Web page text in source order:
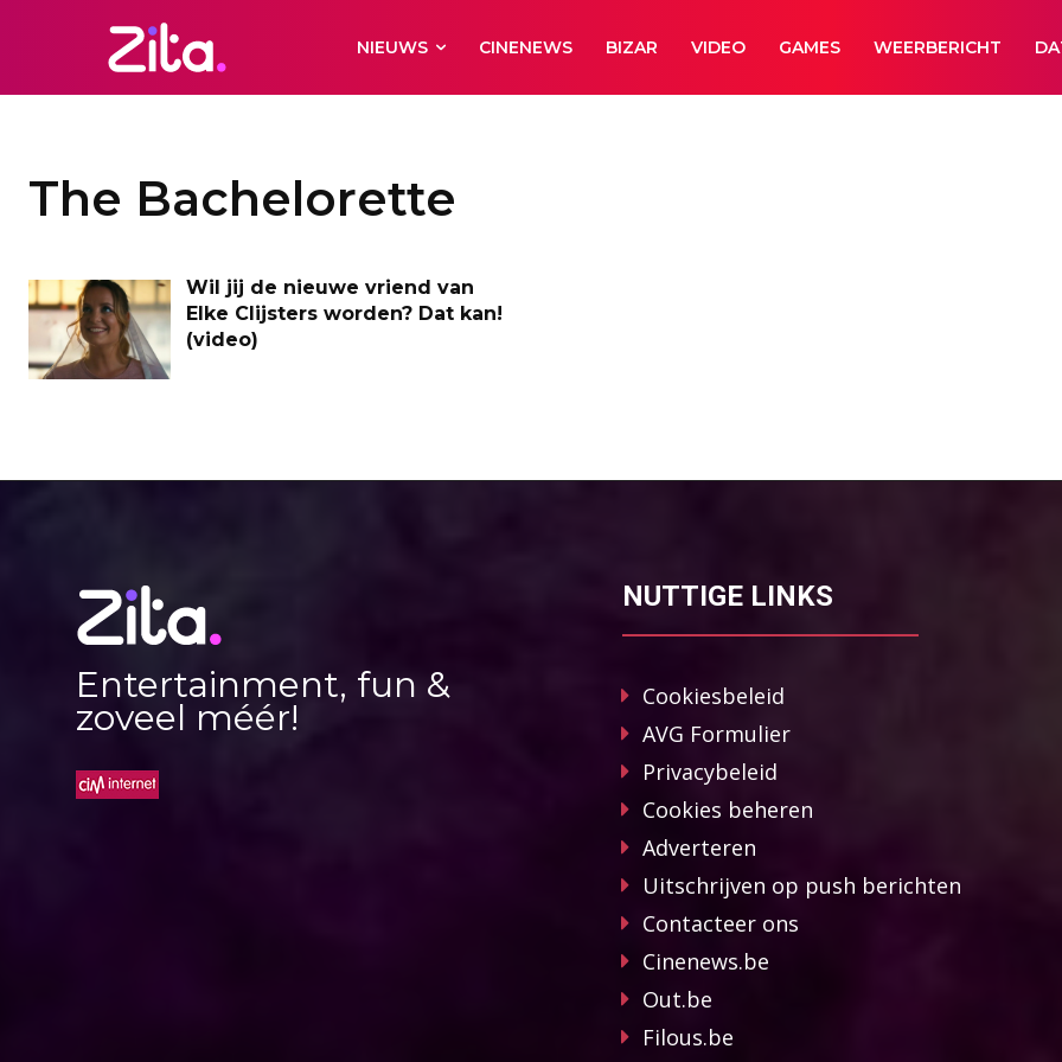
NIEUWS CINENEWS BIZAR VIDEO GAMES WEERBERICHT
The Bachelorette
Wil jij de nieuwe vriend van
Elke Clijsters worden? Dat kan!
(video)
Entertainment, fun &
zoveel méér!
NUTTIGE LINKS
Cookiesbeleid
AVG Formulier
Privacybeleid
Cookies beheren
Adverteren
Uitschrijven op push berichten
Contacteer ons
Cinenews.be
Out.be
Filous.be